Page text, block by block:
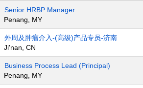
Senior HRBP Manager
Penang, MY
外周及肿瘤介入-(高级)产品专员-济南
Ji'nan, CN
Business Process Lead (Principal)
Penang, MY